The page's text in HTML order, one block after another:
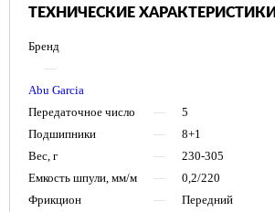
ТЕХНИЧЕСКИЕ ХАРАКТЕРИСТИКИ
Бренд
—
Abu Garcia
Передаточное число
—
5
Подшипники
—
8+1
Вес, г
—
230-305
Емкость шпули, мм/м
—
0,2/220
Фрикцион
— Передний